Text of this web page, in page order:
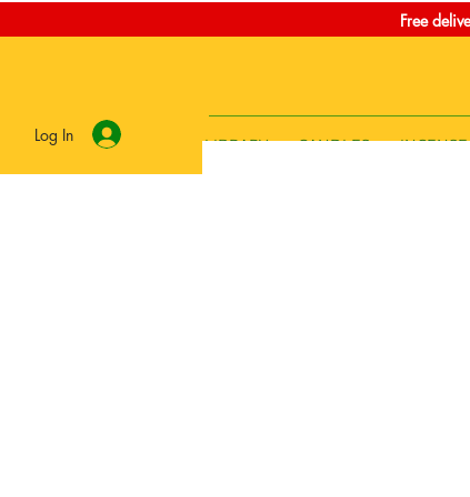
Free
Log In LIBRARY CANDLES INCENSE